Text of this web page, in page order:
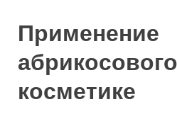
Применение
косметике